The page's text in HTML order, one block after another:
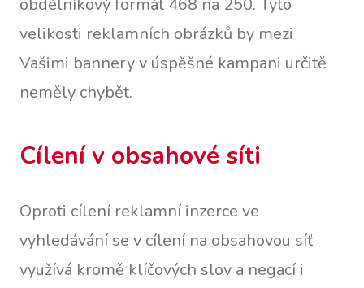
obdélníkový formát 468 na 250. Tyto
velikosti reklamních obrázků by mezi
Vašimi bannery v úspěšné kampani určitě
neměly chybět.
Cílení v obsahové síti
Oproti cílení reklamní inzerce ve
vyhledávání se v cílení na obsahovou síť
využívá kromě klíčových slov a negací i